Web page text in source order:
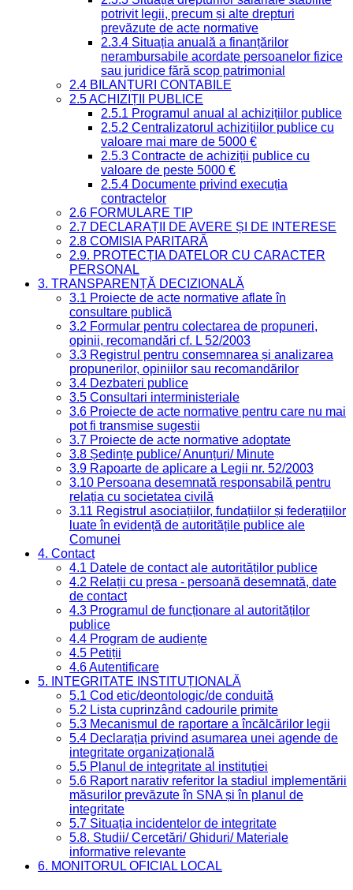
potrivit legii, precum și alte drepturi
prevăzute de acte normative
2.3.4 Situația anuală a finanțărilor
nerambursabile acordate persoanelor fizice
sau juridice fără scop patrimonial
2.4 BILANȚURI CONTABILE
2.5 ACHIZIȚII PUBLICE
2.5.1 Programul anual al achizițiilor publice
2.5.2 Centralizatorul achizițiilor publice cu
valoare mai mare de 5000 €
2.5.3 Contracte de achiziții publice cu
valoare de peste 5000 €
2.5.4 Documente privind execuția
contractelor
2.6 FORMULARE TIP
2.7 DECLARAȚII DE AVERE ȘI DE INTERESE
2.8 COMISIA PARITARĂ
2.9. PROTECȚIA DATELOR CU CARACTER
PERSONAL
3. TRANSPARENȚĂ DECIZIONALĂ
3.1 Proiecte de acte normative aflate în
consultare publică
3.2 Formular pentru colectarea de propuneri,
opinii, recomandări cf. L 52/2003
3.3 Registrul pentru consemnarea și analizarea
propunerilor, opiniilor sau recomandărilor
3.4 Dezbateri publice
3.5 Consultari interministeriale
3.6 Proiecte de acte normative pentru care nu mai
pot fi transmise sugestii
3.7 Proiecte de acte normative adoptate
3.8 Ședințe publice/ Anunțuri/ Minute
3.9 Rapoarte de aplicare a Legii nr. 52/2003
3.10 Persoana desemnată responsabilă pentru
relația cu societatea civilă
3.11 Registrul asociațiilor, fundațiilor și federațiilor
luate în evidență de autoritățile publice ale
Comunei
4. Contact
4.1 Datele de contact ale autorităților publice
4.2 Relații cu presa - persoană desemnată, date
de contact
4.3 Programul de funcționare al autorităților
publice
4.4 Program de audiențe
4.5 Petiții
4.6 Autentificare
5. INTEGRITATE INSTITUȚIONALĂ
5.1 Cod etic/deontologic/de conduită
5.2 Lista cuprinzând cadourile primite
5.3 Mecanismul de raportare a încălcărilor legii
5.4 Declarația privind asumarea unei agende de
integritate organizațională
5.5 Planul de integritate al instituției
5.6 Raport narativ referitor la stadiul implementării
măsurilor prevăzute în SNA și în planul de
integritate
5.7 Situația incidentelor de integritate
5.8. Studii/ Cercetări/ Ghiduri/ Materiale
informative relevante
6. MONITORUL OFICIAL LOCAL